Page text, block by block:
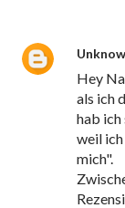
Hey
als ich
hab
weil
mich".